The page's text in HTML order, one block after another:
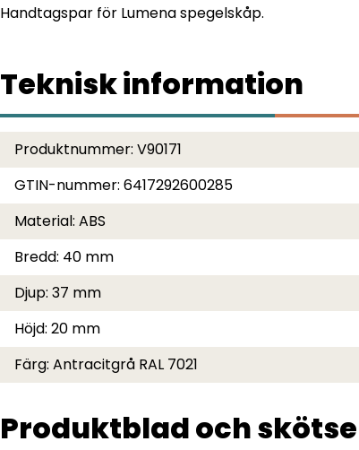
Handtagspar för Lumena spegelskåp.
Teknisk information
Produktnummer: V90171
GTIN-nummer: 6417292600285
Material: ABS
Bredd: 40 mm
Djup: 37 mm
Höjd: 20 mm
Färg: Antracitgrå RAL 7021
Produktblad och